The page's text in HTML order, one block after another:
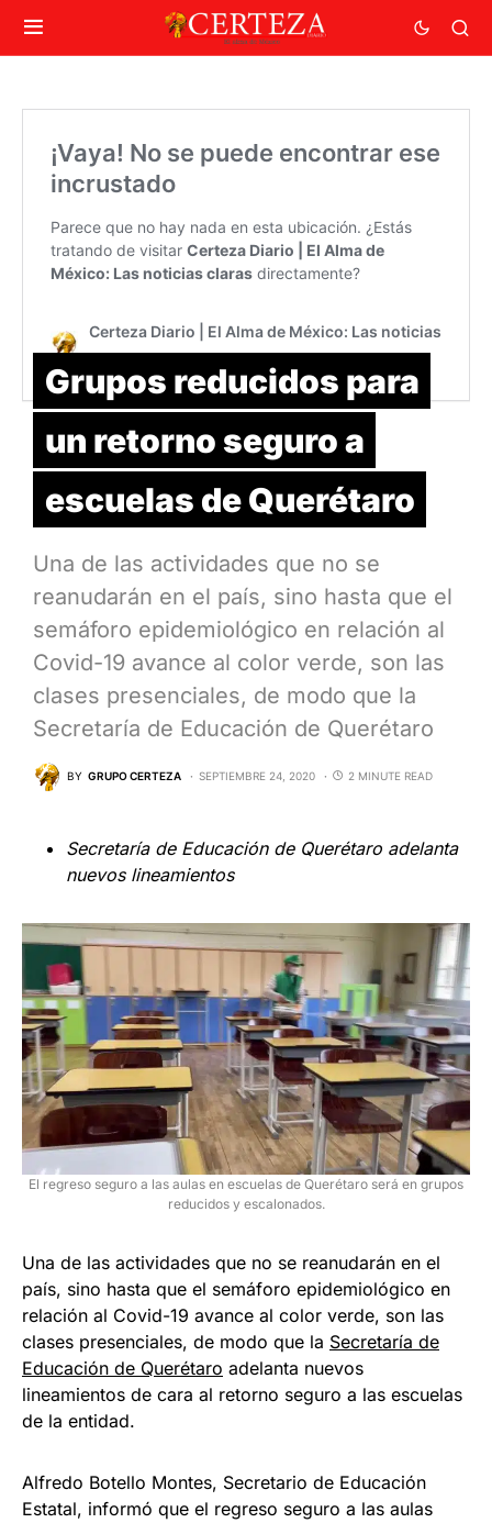
Grupos reducidos para
un retorno seguro a
escuelas de Querétaro
Una de las actividades que no se
reanudarán en el país, sino hasta que el
semáforo epidemiológico en relación al
Covid-19 avance al color verde, son las
clases presenciales, de modo que la
Secretaría de Educación de Querétaro
BY GRUPO CERTEZA SEPTIEMBRE 24, 2020 2 MINUTE READ
Secretaría de Educación de Querétaro adelanta
nuevos lineamientos
El regreso seguro a las aulas en escuelas de Querétaro será en grupos
reducidos y escalonados.
Una de las actividades que no se reanudarán en el
país, sino hasta que el semáforo epidemiológico en
relación al Covid-19 avance al color verde, son las
clases presenciales, de modo que la Secretaría de
Educación de Querétaro adelanta nuevos
lineamientos de cara al retorno seguro a las escuelas
de la entidad.
Alfredo Botello Montes, Secretario de Educación
Estatal, informó que el regreso seguro a las aulas